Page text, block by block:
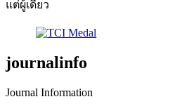
แต่ผู้เดียว
journalinfo
Journal Information